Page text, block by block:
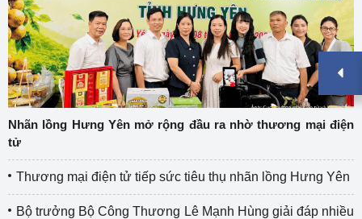
Nhãn lồng Hưng Yên mở rộng đầu ra nhờ thương mại điện
tử
Thương mại điện tử tiếp sức tiêu thụ nhãn lồng Hưng Yên
Bộ trưởng Bộ Công Thương Lê Mạnh Hùng giải đáp nhiều